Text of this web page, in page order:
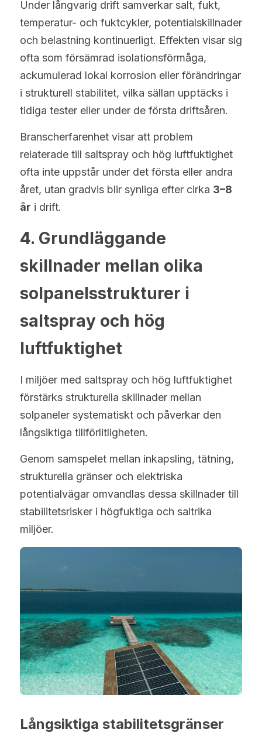
Under långvarig drift samverkar salt, fukt,
temperatur- och fuktcykler, potentialskillnader
och belastning kontinuerligt. Effekten visar sig
ofta som försämrad isolationsförmåga,
ackumulerad lokal korrosion eller förändringar
i strukturell stabilitet, vilka sällan upptäcks i
tidiga tester eller under de första driftsåren.
Branscherfarenhet visar att problem
relaterade till saltspray och hög luftfuktighet
ofta inte uppstår under det första eller andra
året, utan gradvis blir synliga efter cirka 3–8
år i drift.
4. Grundläggande
skillnader mellan olika
solpanelsstrukturer i
saltspray och hög
luftfuktighet
I miljöer med saltspray och hög luftfuktighet
förstärks strukturella skillnader mellan
solpaneler systematiskt och påverkar den
långsiktiga tillförlitligheten.
Genom samspelet mellan inkapsling, tätning,
strukturella gränser och elektriska
potentialvägar omvandlas dessa skillnader till
stabilitetsrisker i högfuktiga och saltrika
miljöer.
Långsiktiga stabilitetsgränser